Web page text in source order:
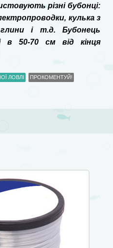
різні бубонці:
кулька з
і т.д. Бубонець
в 50-70 см від кінця
ЛОВЛІ ПРОКОМЕНТУЙ!